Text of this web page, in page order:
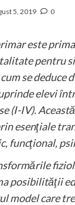
5, 2019 0
este
pentru
se deduce
elevi
(I-IV).
esenţiale
funcţional,
posibilităţii
model care